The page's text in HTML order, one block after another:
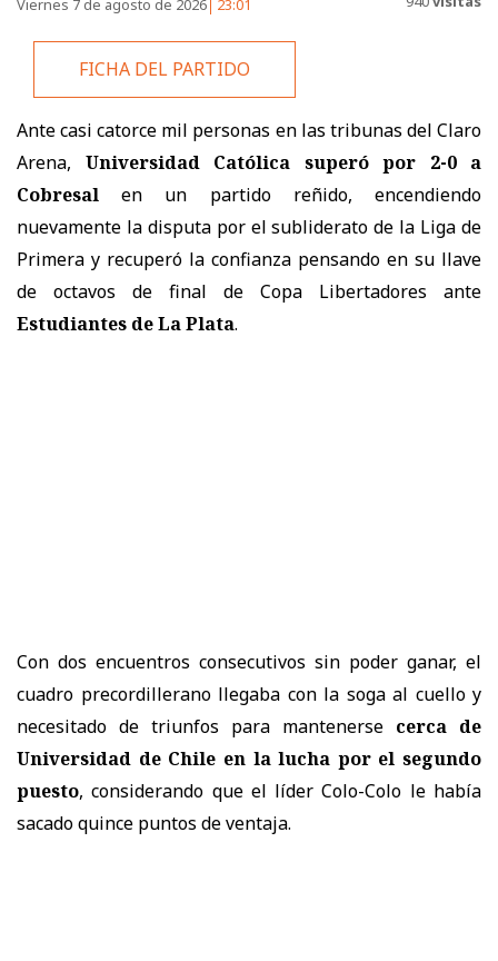
Viernes 7 de agosto de 2026 23:01
FICHA DEL PARTIDO
Ante casi catorce mil personas en las tribunas del Claro
Arena, Universidad Católica superó por 2-0 a
Cobresal en un partido reñido, encendiendo
nuevamente la disputa por el subliderato de la Liga de
Primera y recuperó la confianza pensando en su llave
de octavos de final de Copa Libertadores ante
Estudiantes de La Plata.
Con dos encuentros consecutivos sin poder ganar, el
cuadro precordillerano llegaba con la soga al cuello y
necesitado de triunfos para mantenerse cerca de
Universidad de Chile en la lucha por el segundo
puesto, considerando que el líder Colo-Colo le había
sacado quince puntos de ventaja.